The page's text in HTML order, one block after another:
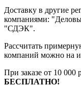
Доставку в другие
компаниями:
"СДЭК".
Рассчитать
компаний можно на
При заказе от 10 000
БЕСПЛАТНО!